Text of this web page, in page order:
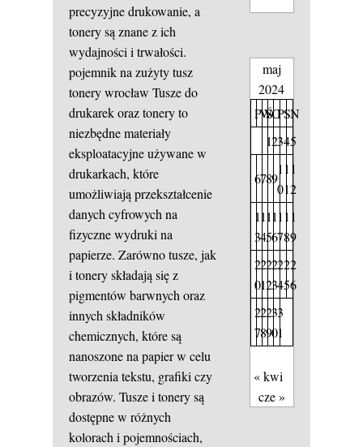
precyzyjne drukowanie, a
tonery są znane z ich
wydajności i trwałości.
pojemnik na zużyty tusz
tonery wrocław Tusze do
drukarek oraz tonery to
niezbędne materiały
eksploatacyjne używane w
drukarkach, które
umożliwiają przekształcenie
danych cyfrowych na
fizyczne wydruki na
papierze. Zarówno tusze, jak
i tonery składają się z
pigmentów barwnych oraz
innych składników
chemicznych, które są
nanoszone na papier w celu
tworzenia tekstu, grafiki czy
obrazów. Tusze i tonery są
dostępne w różnych
kolorach i pojemnościach,
maj
2024
PW
ŚCPSN
12345
6789
1
0
1
1
1
2
1
3
1
4
1
5
1
6
1
7
1
8
1
9
2
0
2
1
2
2
2
3
2
4
2
5
2
6
2
7
2
8
2
9
3
0
3
1
« kwi
cze »